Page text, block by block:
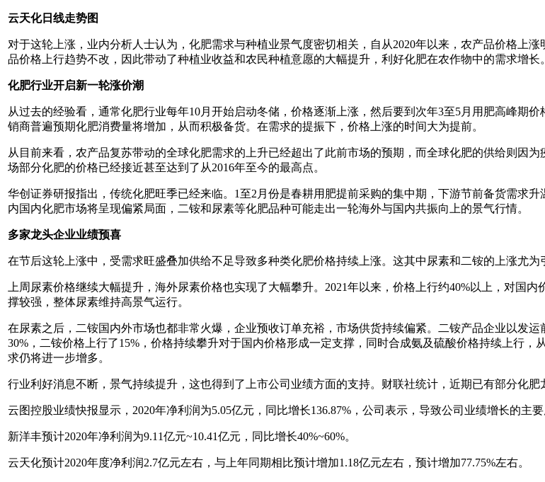
云天化日线走势图
对于这轮上涨，业内分析人士认为，化肥需求与种植业景气度密切相关，自从2020年以来，农产品价格上
品价格上行趋势不改，因此带动了种植业收益和农民种植意愿的大幅提升，利好化肥在农作物中的需求增长。
化肥行业开启新一轮涨价潮
从过去的经验看，通常化肥行业每年10月开始启动冬储，价格逐渐上涨，然后要到次年3至5月用肥高峰期
销商普遍预期化肥消费量将增加，从而积极备货。在需求的提振下，价格上涨的时间大为提前。
从目前来看，农产品复苏带动的全球化肥需求的上升已经超出了此前市场的预期，而全球化肥的供给则因
场部分化肥的价格已经接近甚至达到了从2016年至今的最高点。
华创证券研报指出，传统化肥旺季已经来临。1至2月份是春耕用肥提前采购的集中期，下游节前备货需求
内国内化肥市场将呈现偏紧局面，二铵和尿素等化肥品种可能走出一轮海外与国内共振向上的景气行情。
多家龙头企业业绩预喜
在节后这轮上涨中，受需求旺盛叠加供给不足导致多种类化肥价格持续上涨。这其中尿素和二铵的上涨尤为
上周尿素价格继续大幅提升，海外尿素价格也实现了大幅攀升。2021年以来，价格上行约40%以上，对国
撑较强，整体尿素维持高景气运行。
在尿素之后，二铵国内外市场也都非常火爆，企业预收订单充裕，市场供货持续偏紧。二铵产品企业以发
30%，二铵价格上行了15%，价格持续攀升对于国内价格形成一定支撑，同时合成氨及硫酸价格持续上行
求仍将进一步增多。
行业利好消息不断，景气持续提升，这也得到了上市公司业绩方面的支持。财联社统计，近期已有部分化肥
云图控股业绩快报显示，2020年净利润为5.05亿元，同比增长136.87%，公司表示，导致公司业绩增长的主
新洋丰预计2020年净利润为9.11亿元~10.41亿元，同比增长40%~60%。
云天化预计2020年度净利润2.7亿元左右，与上年同期相比预计增加1.18亿元左右，预计增加77.75%左右。